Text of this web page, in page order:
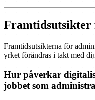
Framtidsutsikterna för
yrket förändras i takt med
Hur påverkar
jobbet som